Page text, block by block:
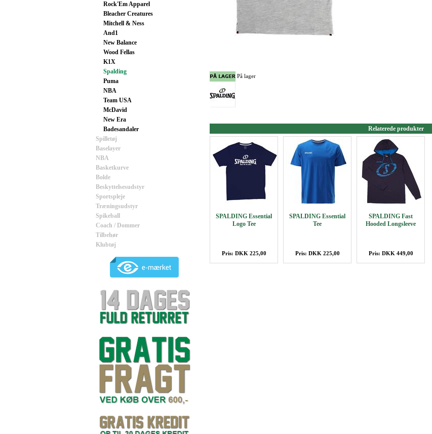
Rock'Em Apparel
Bleacher Creatures
Mitchell & Ness
And1
New Balance
Wood Fellas
K1X
Spalding
Puma
NBA
Team USA
McDavid
New Era
Badesandaler
Spilletøj
Baselayer
NBA
Basketkurve
Bolde
Beskyttelsesudstyr
Sportspleje
Træningsudstyr
Spikeball
Coach / Dommer
Tilbehør
Klubtøj
På lager
Relaterede produkter
SPALDING Essential
Logo Tee
Pris: DKK 225,00
SPALDING Essential
Tee
Pris: DKK 225,00
SPALDING Fast
Hooded Longsleeve
Pris: DKK 449,00